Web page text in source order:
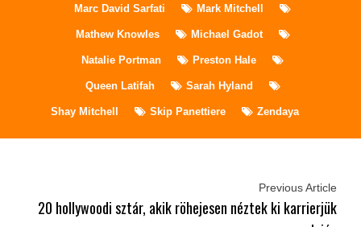
Marc David Sarfati Mark Mitchell
Mathew Knowles Michael Gadot
Natalie Portman Preston Hale
Queen Latifah Sarah Hyland
Shay Mitchell Skip Panettiere Zendaya
Previous Article
20 hollywoodi sztár, akik röhejesen néztek ki karrierjük